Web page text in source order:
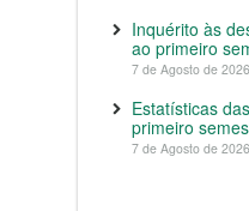
Inquérito às
ao primeiro
7 de Agosto de
Estatísticas
primeiro
7 de Agosto de